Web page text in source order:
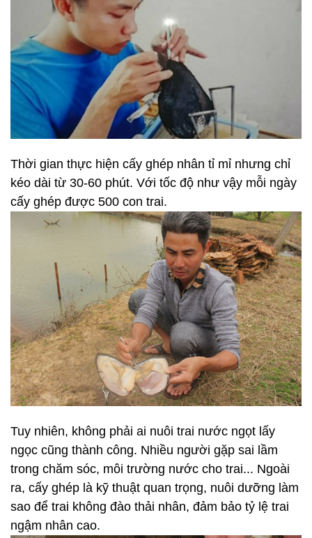
Thời gian thực hiện cấy ghép nhân tỉ mỉ nhưng chỉ
kéo dài từ 30-60 phút. Với tốc độ như vậy mỗi ngày
cấy ghép được 500 con trai.
Tuy nhiên, không phải ai nuôi trai nước ngọt lấy
ngọc cũng thành công. Nhiều người gặp sai lầm
trong chăm sóc, môi trường nước cho trai... Ngoài
ra, cấy ghép là kỹ thuật quan trọng, nuôi dưỡng làm
sao để trai không đào thải nhân, đảm bảo tỷ lệ trai
ngậm nhân cao.